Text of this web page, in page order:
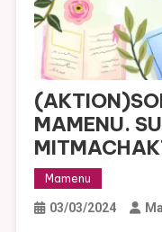
MAMENU.
Mamenu
03/03/2024